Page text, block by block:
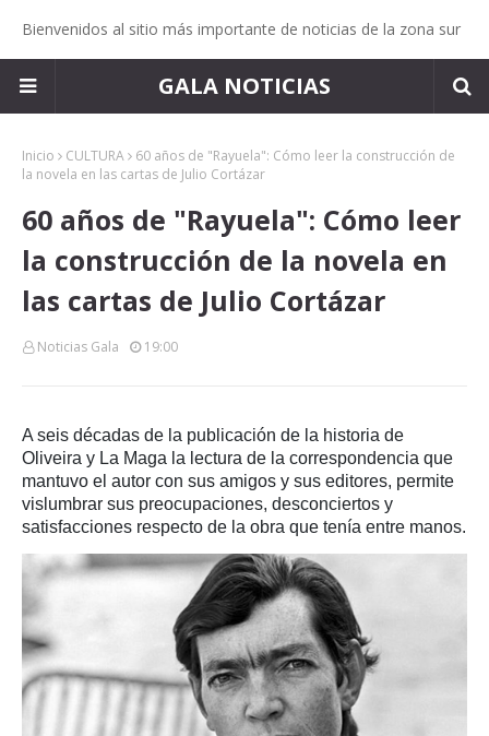
Bienvenidos al sitio más importante de noticias de la zona sur
GALA NOTICIAS
Inicio CULTURA
60 años de "Rayuela": Cómo leer la construcción de
la novela en las cartas de Julio Cortázar
60 años de "Rayuela": Cómo leer
la construcción de la novela en
las cartas de Julio Cortázar
Noticias Gala 19:00
A seis décadas de la publicación de la historia de
Oliveira y La Maga la lectura de la correspondencia que
mantuvo el autor con sus amigos y sus editores, permite
vislumbrar sus preocupaciones, desconciertos y
satisfacciones respecto de la obra que tenía entre manos.